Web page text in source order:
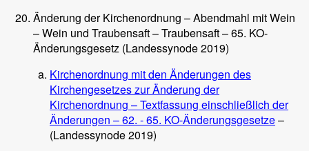
Änderung der Kirchenordnung – Abendmahl mit Wein
– Wein und Traubensaft – Traubensaft – 65. KO-
Änderungsgesetz (Landessynode 2019)
Kirchenordnung mit den Änderungen des
Kirchengesetzes zur Änderung der
Kirchenordnung – Textfassung einschließlich der
Änderungen – 62. - 65. KO-Änderungsgesetze–
(Landessynode 2019)